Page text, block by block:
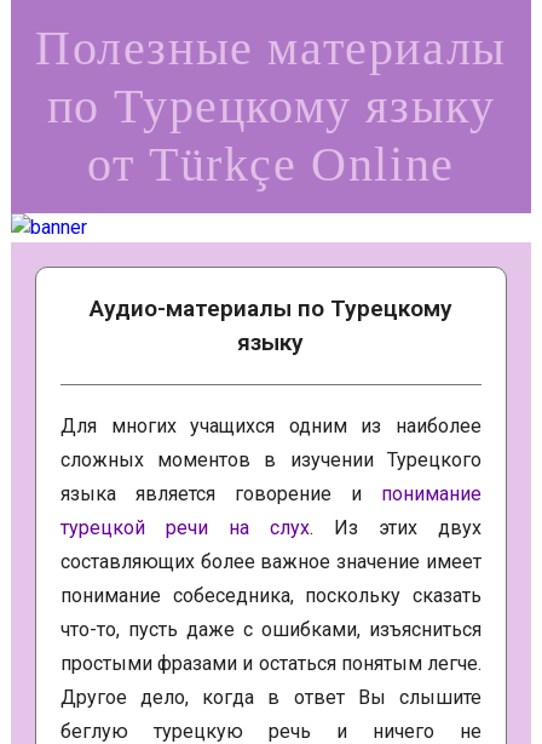
Полезные материалы
по Турецкому языку
от Türkçe Online
Аудио-материалы по Турецкому
языку
Для многих учащихся одним из наиболее
сложных моментов в изучении Турецкого
языка является говорение и понимание
турецкой речи на слух. Из этих двух
составляющих более важное значение имеет
понимание собеседника, поскольку сказать
что-то, пусть даже с ошибками, изъясниться
простыми фразами и остаться понятым легче.
Другое дело, когда в ответ Вы слышите
беглую турецкую речь и ничего не